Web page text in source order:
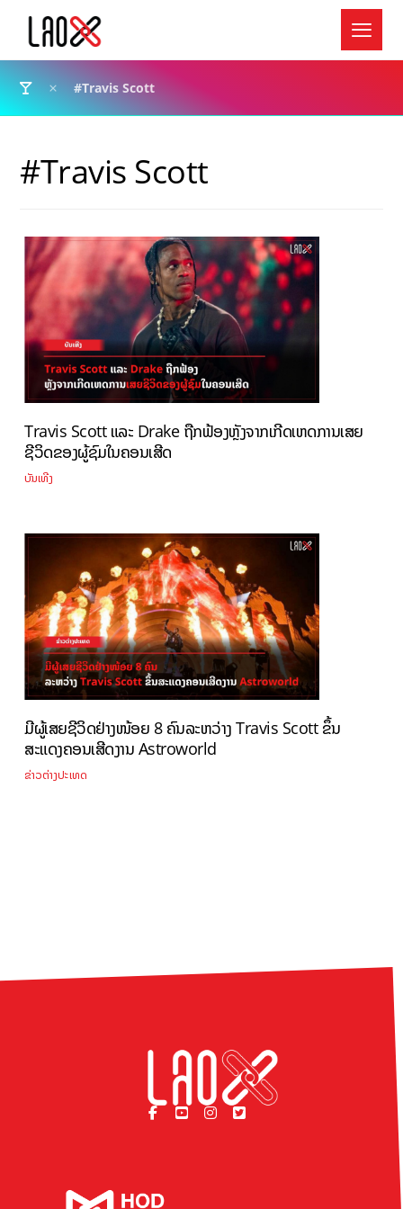
#Travis Scott
#Travis Scott
Travis Scott ແລະ Drake ຖືກຟ້ອງຫຼັງຈາກເກີດເຫດການເສຍ
ຊີວິດຂອງຜູ້ຊົມໃນຄອນເສີດ
ບັນເທີງ
ມີຜູ້ເສຍຊີວິດຢ່າງໜ້ອຍ 8 ຄົນລະຫວ່າງ Travis Scott ຂຶ້ນ
ສະແດງຄອນເສີດງານ Astroworld
ຂ່າວຕ່າງປະເທດ